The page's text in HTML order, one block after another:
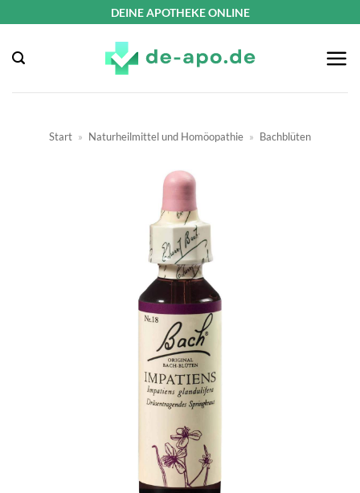
springen
DEINE APOTHEKE ONLINE
Start » Naturheilmittel und Homöopathie » Bachblüten